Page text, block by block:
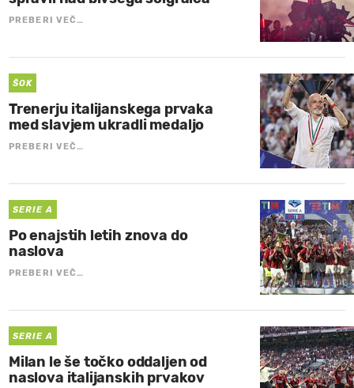
PREBERI VEČ…
ŠOK
Trenerju italijanskega prvaka
med slavjem ukradli medaljo
PREBERI VEČ…
SERIE A
Po enajstih letih znova do
naslova
PREBERI VEČ…
SERIE A
Milan le še točko oddaljen od
naslova italijanskih prvakov